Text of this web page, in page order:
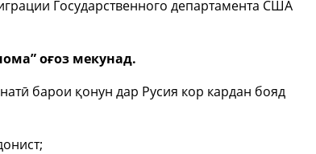
Государственного департамента США
оғоз мекунад.
барои қонун дар Русия кор кардан бояд